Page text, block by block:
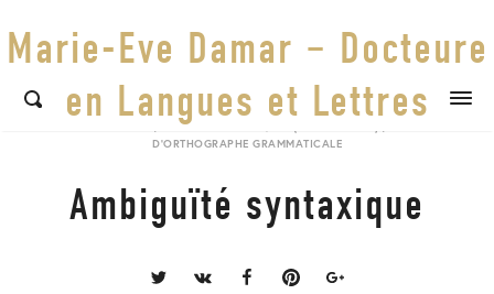
Marie-Eve Damar – Docteure
en Langues et Lettres
ECARTS SYNTAXIQUES (SYNTAXISMES)
D'ORTHOGRAPHE GRAMMATICALE
Ambiguïté syntaxique
Share